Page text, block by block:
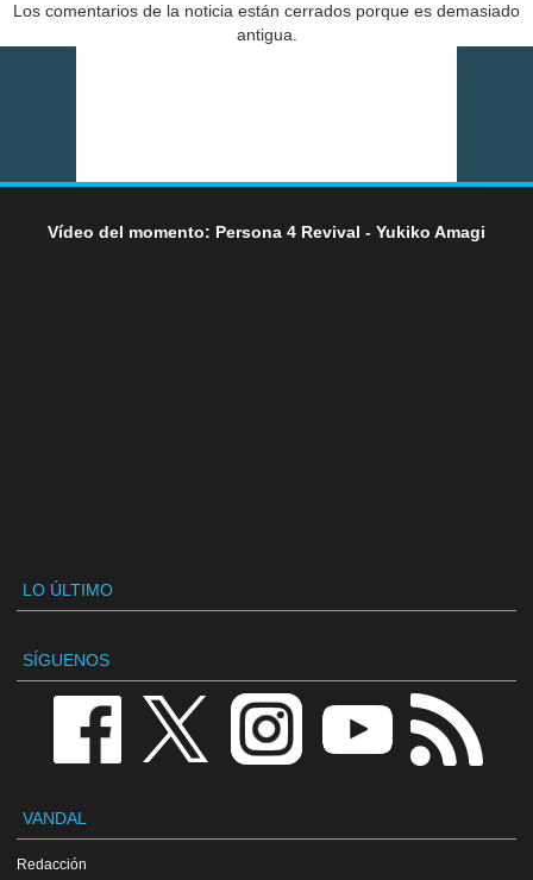
Los comentarios de la noticia están cerrados porque es demasiado
antigua.
Vídeo del momento: Persona 4 Revival - Yukiko Amagi
LO ÚLTIMO
SÍGUENOS
VANDAL
Redacción